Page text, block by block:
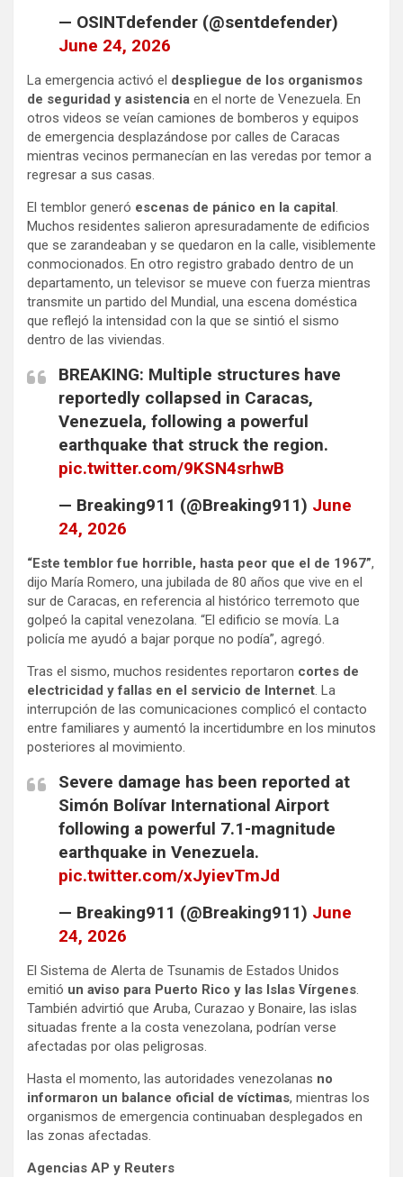
— OSINTdefender (@sentdefender)
June 24, 2026
La emergencia activó el despliegue de los organismos
de seguridad y asistencia en el norte de Venezuela. En
otros videos se veían camiones de bomberos y equipos
de emergencia desplazándose por calles de Caracas
mientras vecinos permanecían en las veredas por temor a
regresar a sus casas.
El temblor generó escenas de pánico en la capital
Muchos residentes salieron apresuradamente de edificios
que se zarandeaban y se quedaron en la calle, visiblemente
conmocionados. En otro registro grabado dentro de un
departamento, un televisor se mueve con fuerza mientras
transmite un partido del Mundial, una escena doméstica
que reflejó la intensidad con la que se sintió el sismo
dentro de las viviendas.
BREAKING: Multiple structures have
reportedly collapsed in Caracas,
Venezuela, following a powerful
earthquake that struck the region.
pic.twitter.com/9KSN4srhwB
— Breaking911 (@Breaking911) June
24, 2026
“Este temblor fue horrible, hasta peor que el de 1967”,
dijo María Romero, una jubilada de 80 años que vive en el
sur de Caracas, en referencia al histórico terremoto que
golpeó la capital venezolana. “El edificio se movía. La
policía me ayudó a bajar porque no podía”, agregó.
Tras el sismo, muchos residentes reportaron cortes de
electricidad y fallas en el servicio de Internet . La
interrupción de las comunicaciones complicó el contacto
entre familiares y aumentó la incertidumbre en los minutos
posteriores al movimiento.
Severe damage has been reported at
Simón Bolívar International Airport
following a powerful 7.1-magnitude
earthquake in Venezuela.
pic.twitter.com/xJyievTmJd
— Breaking911 (@Breaking911) June
24, 2026
El Sistema de Alerta de Tsunamis de Estados Unidos
emitió un aviso para Puerto Rico y las Islas Vírgenes
También advirtió que Aruba, Curazao y Bonaire, las islas
situadas frente a la costa venezolana, podrían verse
afectadas por olas peligrosas.
Hasta el momento, las autoridades venezolanas no
informaron un balance oficial de víctimas, mientras los
organismos de emergencia continuaban desplegados en
las zonas afectadas.
Agencias AP y Reuters